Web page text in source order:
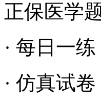
正保医学
· 每日一
· 仿真试